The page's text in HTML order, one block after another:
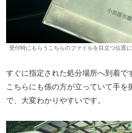
受付時にもらうこちらのファイルを目立つ位置
すぐに指定された処分場所へ到着で
こちらにも係の方が立っていて手を
で、大変わかりやすいです。